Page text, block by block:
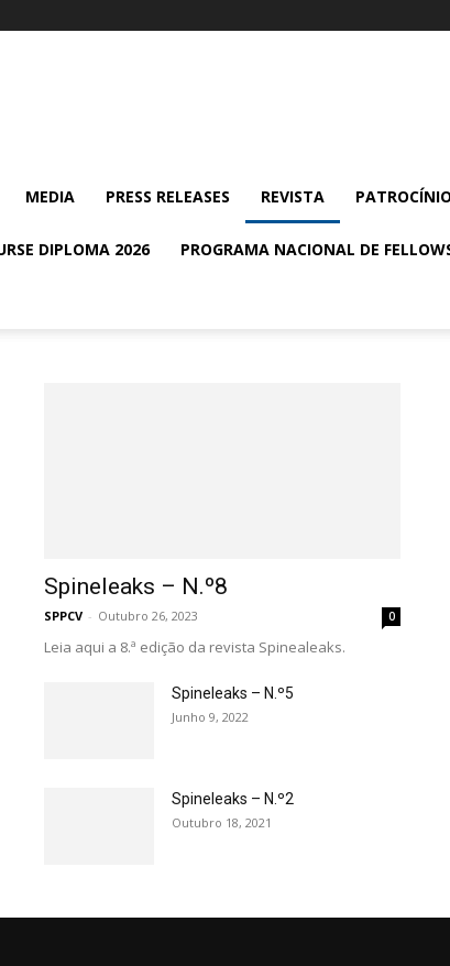
MEDIA PRESS RELEASES REVISTA
DIPLOMA 2026 PROGRAMA NACIONAL DE
Spineleaks – N.º8
SPPCV - Outubro 26, 2023 0
Leia aqui a 8.ª edição da revista Spinealeaks.
Spineleaks – N.º5
Junho 9, 2022
Spineleaks – N.º2
Outubro 18, 2021